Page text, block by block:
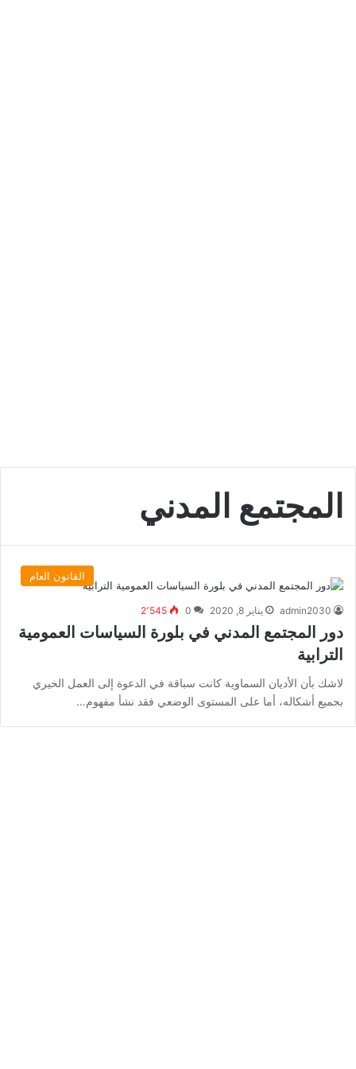
المجتمع المدني
القانون العام
admin2030 يناير 8, 2020 0 2٬545
دور المجتمع المدني في بلورة السياسات العمومية
الترابية
لاشك بأن الأديان السماوية كانت سباقة في الدعوة إلى العمل الخيري
بجميع أشكاله، أما على المستوى الوضعي فقد نشأ مفهوم…